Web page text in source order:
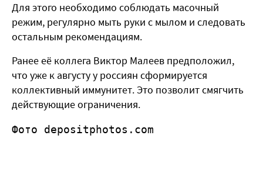
Для этого необходимо соблюдать масочный
режим, регулярно мыть руки с мылом и следовать
остальным рекомендациям.
Ранее её коллега Виктор Малеев предположил,
что уже к августу у россиян сформируется
коллективный иммунитет. Это позволит смягчить
действующие ограничения.
Фото depositphotos.com